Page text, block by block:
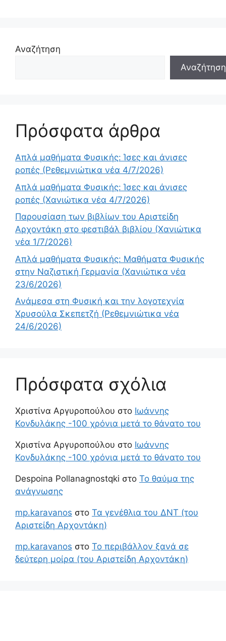
Αναζήτηση
Αναζήτηση
Πρόσφατα άρθρα
Απλά μαθήματα Φυσικής: Ίσες και άνισες
ροπές (Ρεθεμνιώτικα νέα 4/7/2026)
Απλά μαθήματα Φυσικής: Ίσες και άνισες
ροπές (Χανιώτικα νέα 4/7/2026)
Παρουσίαση των βιβλίων του Αριστείδη
Αρχοντάκη στο φεστιβάλ βιβλίου (Χανιώτικα
νέα 1/7/2026)
Απλά μαθήματα Φυσικής: Μαθήματα Φυσικής
στην Ναζιστική Γερμανία (Χανιώτικα νέα
23/6/2026)
Ανάμεσα στη Φυσική και την λογοτεχνία
Χρυσούλα Σκεπετζή (Ρεθεμνιώτικα νέα
24/6/2026)
Πρόσφατα σχόλια
Χριστίνα Αργυροπούλου στο Ιωάννης
Κονδυλάκης -100 χρόνια μετά το θάνατο του
Χριστίνα Αργυροπούλου στο Ιωάννης
Κονδυλάκης -100 χρόνια μετά το θάνατο του
Despoina Pollanagnostqki στο Το θαύμα της
ανάγνωσης
mp.karavanos στο Τα γενέθλια του ΔΝΤ (του
Αριστείδη Αρχοντάκη)
mp.karavanos στο Το περιβάλλον ξανά σε
δεύτερη μοίρα (του Αριστείδη Αρχοντάκη)